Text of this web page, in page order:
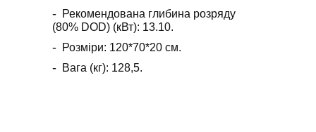
Рекомендована глибина розряду
(80% DOD) (кВт): 13.10.
Розміри: 120*70*20 см.
Вага (кг): 128,5.